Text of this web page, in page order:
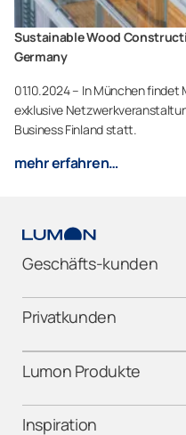
Sustainable Wood
Germany
01.10.2024 – In München
exklusive
Business Finland statt.
mehr erfahren…
Geschäfts-kunden
Privatkunden
Lumon Produkte
Inspiration